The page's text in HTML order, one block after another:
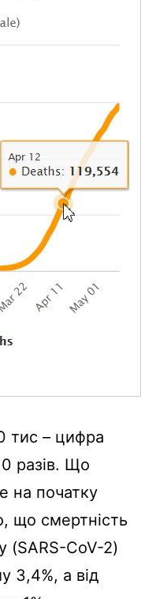
тис – цифра
разів. Що
на початку
що смертність
(SARS-CoV-2)
3,4%, а від